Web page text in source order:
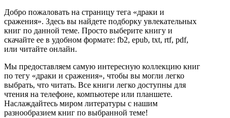
Добро пожаловать на страницу тега «драки и
сражения». Здесь вы найдете подборку увлекательных
книг по данной теме. Просто выберите книгу и
скачайте ее в удобном формате: fb2, epub, txt, rtf, pdf,
или читайте онлайн.
Мы предоставляем самую интересную коллекцию книг
по тегу «драки и сражения», чтобы вы могли легко
выбрать, что читать. Все книги легко доступны для
чтения на телефоне, компьютере или планшете.
Наслаждайтесь миром литературы с нашим
разнообразием книг по выбранной теме!